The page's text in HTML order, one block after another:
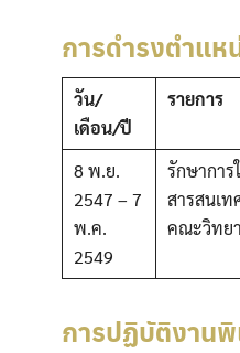
การดำรงตำแห
วัน/
เดือน/ปี
รายการ
8 พ.ย.
2547 – 7
พ.ค.
2549
รักษากา
สารสนเ
คณะวิทย
การปฏิบัติงาน